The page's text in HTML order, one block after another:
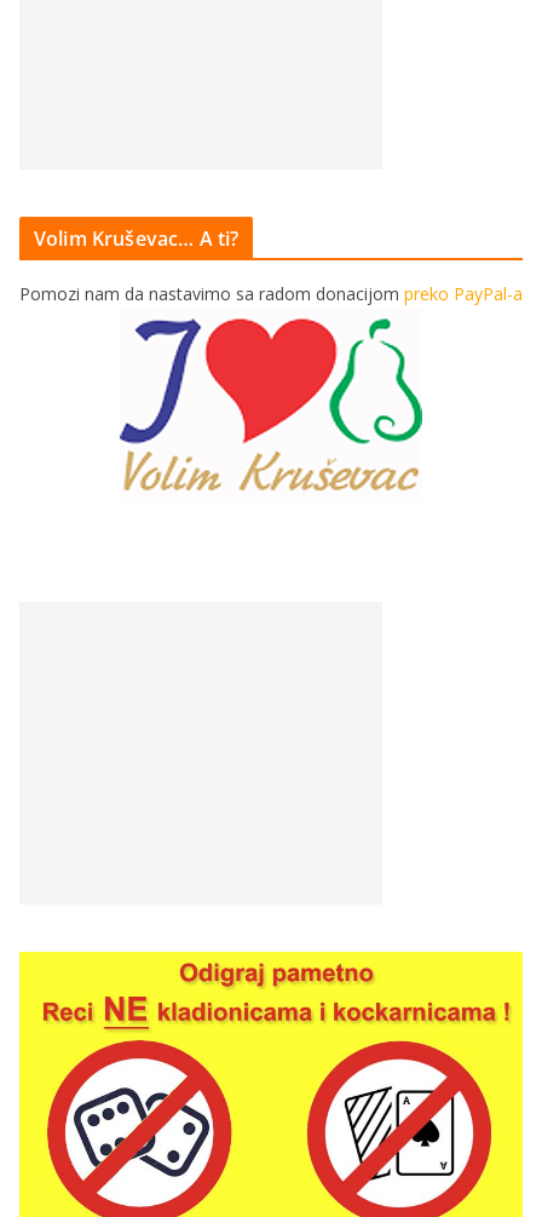
Volim Kruševac… A ti?
Pomozi nam da nastavimo sa radom donacijom preko PayPal-a